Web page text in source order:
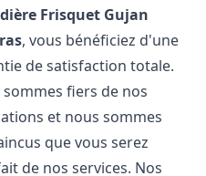
Frisquet Gujan
, vous bénéficiez d'une
de satisfaction totale.
sommes fiers de nos
et nous sommes
que vous serez
de nos services. Nos